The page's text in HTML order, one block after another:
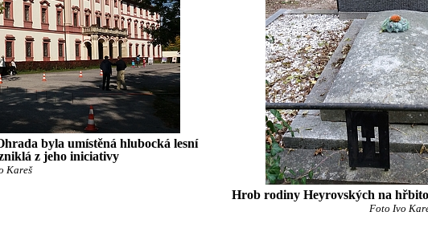
byla umístěná hlubocká lesní
z jeho iniciativy
Kareš
Hrob rodiny Heyrovských na
Foto Ivo